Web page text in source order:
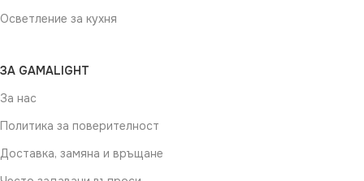
Осветление за кухня
ЗА GAMALIGHT
За нас
Политика за поверителност
Доставка, замяна и връщане